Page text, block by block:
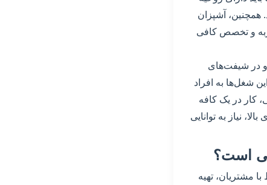
همچنین، آشپزان
و تخصص کافی
و در شیفت‌های
شغل‌ها به افراد
کار در یک کافه
نیاز به توانایی
مشتریان، تهیه